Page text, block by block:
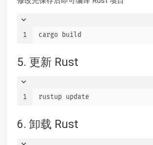
1 cargo build
5. 更新 Rust
1 rustup update
6. 卸载 Rust